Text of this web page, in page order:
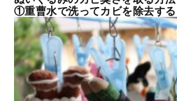
①重曹水で洗ってカビを除去する